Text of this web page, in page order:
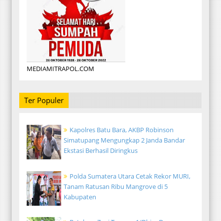
MEDIAMITRAPOL.COM
Ter Populer
Kapolres Batu Bara, AKBP Robinson
Simatupang Mengungkap 2 Janda Bandar
Ekstasi Berhasil Diringkus
Polda Sumatera Utara Cetak Rekor MURI,
Tanam Ratusan Ribu Mangrove di 5
Kabupaten